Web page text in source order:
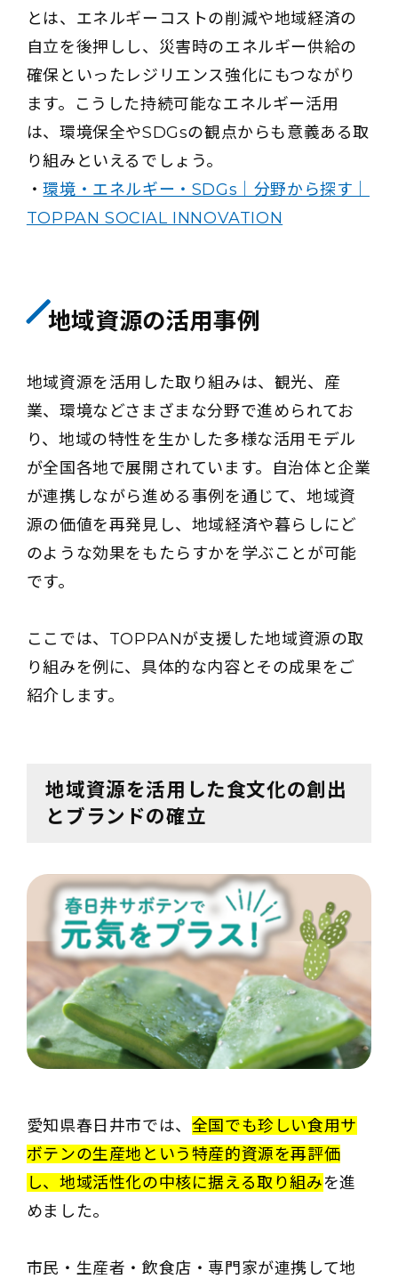
とは、エネルギーコストの削減や地域経済の
自立を後押しし、災害時のエネルギー供給の
確保といったレジリエンス強化にもつながり
ます。こうした持続可能なエネルギー活用
は、環境保全やSDGsの観点からも意義ある取
り組みといえるでしょう。
・環境・エネルギー・SDGs｜分野から探す｜
TOPPAN SOCIAL INNOVATION
地域資源の活用事例
地域資源を活用した取り組みは、観光、産
業、環境などさまざまな分野で進められてお
り、地域の特性を生かした多様な活用モデル
が全国各地で展開されています。自治体と企業
が連携しながら進める事例を通じて、地域資
源の価値を再発見し、地域経済や暮らしにど
のような効果をもたらすかを学ぶことが可能
です。
ここでは、TOPPANが支援した地域資源の取
り組みを例に、具体的な内容とその成果をご
紹介します。
地域資源を活用した食文化の創出
とブランドの確立
愛知県春日井市では、 全国でも珍しい食用サ
ボテンの生産地という特産的資源を再評価
し、地域活性化の中核に据える取り組みを進
めました。
市民・生産者・飲食店・専門家が連携して地